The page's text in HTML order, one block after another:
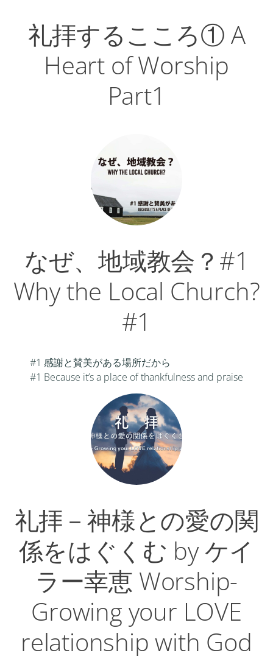
礼拝するこころ① A
Heart of Worship
Part1
なぜ、地域教会？#1
Why the Local Church?
#1
#1 感謝と賛美がある場所だから
#1 Because it’s a place of thankfulness and praise
礼拝－神様との愛の関
係をはぐくむ by ケイ
ラー幸恵 Worship-
Growing your LOVE
relationship with God